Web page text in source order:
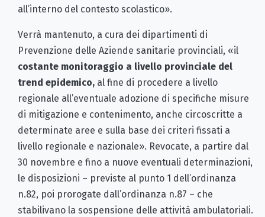
all’interno del contesto scolastico».
Verrà mantenuto, a cura dei dipartimenti di
Prevenzione delle Aziende sanitarie provinciali, «il
costante monitoraggio a livello provinciale del
trend epidemico, al fine di procedere a livello
regionale all’eventuale adozione di specifiche misure
di mitigazione e contenimento, anche circoscritte a
determinate aree e sulla base dei criteri fissati a
livello regionale e nazionale». Revocate, a partire dal
30 novembre e fino a nuove eventuali determinazioni,
le disposizioni – previste al punto 1 dell’ordinanza
n.82, poi prorogate dall’ordinanza n.87 – che
stabilivano la sospensione delle attività ambulatoriali.